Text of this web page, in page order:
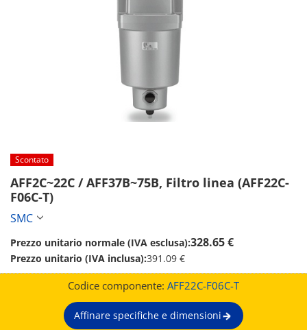
Scontato
AFF2C~22C / AFF37B~75B, Filtro linea (AFF22C-
F06C-T)
SMC
Prezzo unitario normale (IVA esclusa):328.65 €
Prezzo unitario (IVA inclusa):391.09 €
Codice componente: AFF22C-F06C-T
Affinare specifiche e dimensioni